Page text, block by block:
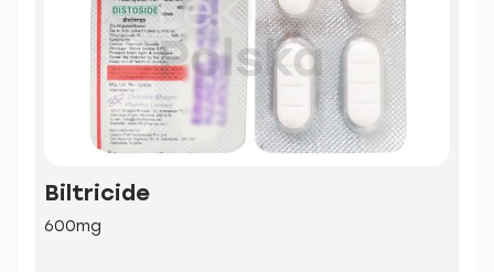
Biltricide
600mg